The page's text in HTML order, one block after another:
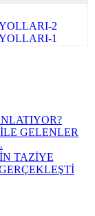
2
1
MODELİ
GELENLER
TAZİYE